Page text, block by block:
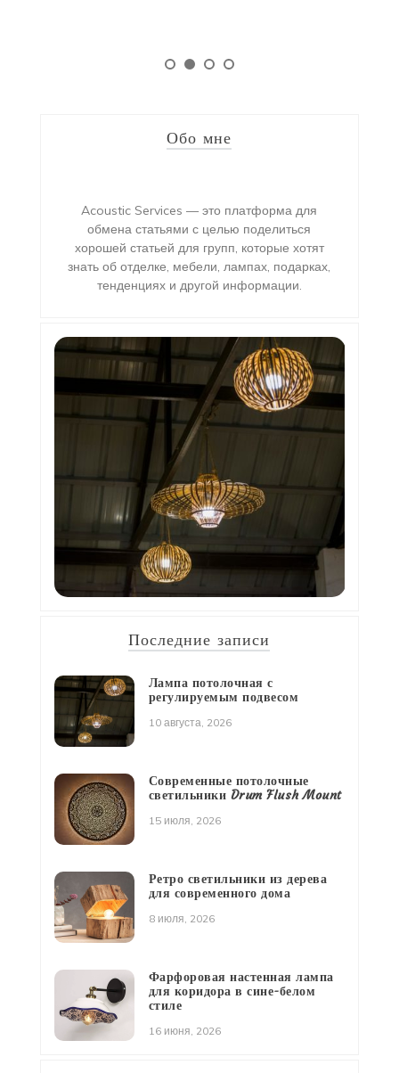
Обо мне
Acoustic Services — это платформа для
обмена статьями с целью поделиться
хорошей статьей для групп, которые хотят
знать об отделке, мебели, лампах, подарках,
тенденциях и другой информации.
Последние записи
Лампа потолочная с
регулируемым подвесом
10 августа, 2026
Современные потолочные
светильники Drum Flush Mount
15 июля, 2026
Ретро светильники из дерева
для современного дома
8 июля, 2026
Фарфоровая настенная лампа
для коридора в сине-белом
стиле
16 июня, 2026